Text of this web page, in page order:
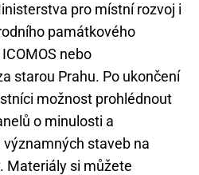
pro místní rozvoj i
památkového
nebo
starou Prahu. Po ukončení
možnost prohlédnout
o minulosti a
staveb na
Materiály si můžete